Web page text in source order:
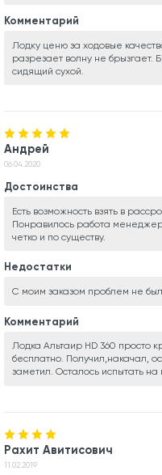
Комментарий
Лодку ценю за ходовые
разрезает волну не брызгает.
сидящий сухой.
Андрей
06.04.2020
Достоинства
Есть возможность взять в
Понравилось работа
четко и по существу.
Недостатки
С моим заказом проблем не
Комментарий
Лодка Альтаир HD 360 просто
бесплатно. Получил,накачал,
заметил. Осталось испытать на
Рахит Авитисович
11.02.2019